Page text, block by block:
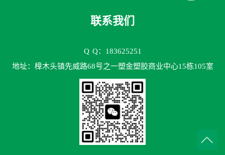
联系我们
Q Q：183625251
地址：樟木头镇先威路68号之一塑金塑胶商业中心15栋105室